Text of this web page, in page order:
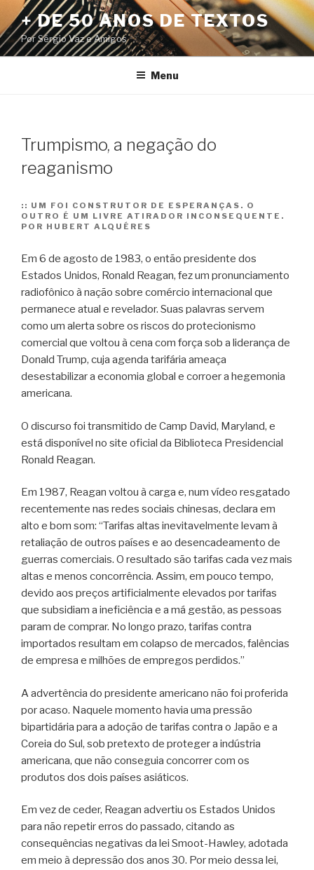
Pular
para
o
conteúdo
+ DE 50 ANOS DE TEXTOS
Por Sérgio Vaz e Amigos
Menu
Trumpismo, a negação do
reaganismo
:: UM FOI CONSTRUTOR DE ESPERANÇAS. O
OUTRO É UM LIVRE ATIRADOR INCONSEQUENTE.
POR HUBERT ALQUÉRES
Em 6 de agosto de 1983, o então presidente dos
Estados Unidos, Ronald Reagan, fez um pronunciamento
radiofônico à nação sobre comércio internacional que
permanece atual e revelador. Suas palavras servem
como um alerta sobre os riscos do protecionismo
comercial que voltou à cena com força sob a liderança de
Donald Trump, cuja agenda tarifária ameaça
desestabilizar a economia global e corroer a hegemonia
americana.
O discurso foi transmitido de Camp David, Maryland, e
está disponível no site oficial da Biblioteca Presidencial
Ronald Reagan.
Em 1987, Reagan voltou à carga e, num vídeo resgatado
recentemente nas redes sociais chinesas, declara em
alto e bom som: “Tarifas altas inevitavelmente levam à
retaliação de outros países e ao desencadeamento de
guerras comerciais. O resultado são tarifas cada vez mais
altas e menos concorrência. Assim, em pouco tempo,
devido aos preços artificialmente elevados por tarifas
que subsidiam a ineficiência e a má gestão, as pessoas
param de comprar. No longo prazo, tarifas contra
importados resultam em colapso de mercados, falências
de empresa e milhões de empregos perdidos.”
A advertência do presidente americano não foi proferida
por acaso. Naquele momento havia uma pressão
bipartidária para a adoção de tarifas contra o Japão e a
Coreia do Sul, sob pretexto de proteger a indústria
americana, que não conseguia concorrer com os
produtos dos dois países asiáticos.
Em vez de ceder, Reagan advertiu os Estados Unidos
para não repetir erros do passado, citando as
consequências negativas da lei Smoot-Hawley, adotada
em meio à depressão dos anos 30. Por meio dessa lei,